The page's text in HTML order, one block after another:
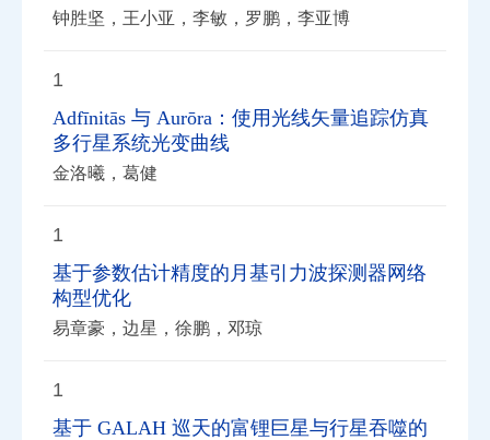
钟胜坚，王小亚，李敏，罗鹏，李亚博
1
Adfīnitās 与 Aurōra：使用光线矢量追踪仿真
多行星系统光变曲线
金洛曦，葛健
1
基于参数估计精度的月基引力波探测器网络
构型优化
易章豪，边星，徐鹏，邓琼
1
基于 GALAH 巡天的富锂巨星与行星吞噬的